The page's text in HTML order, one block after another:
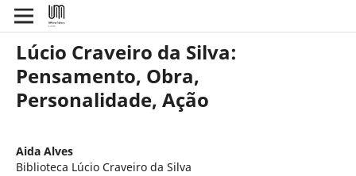
Lúcio Craveiro da Silva:
Pensamento, Obra,
Personalidade, Ação
Aida Alves
Biblioteca Lúcio Craveiro da Silva